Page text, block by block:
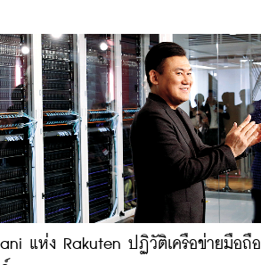
แห่ง Rakuten ปฏิวัติเครือข่ายมือถือ